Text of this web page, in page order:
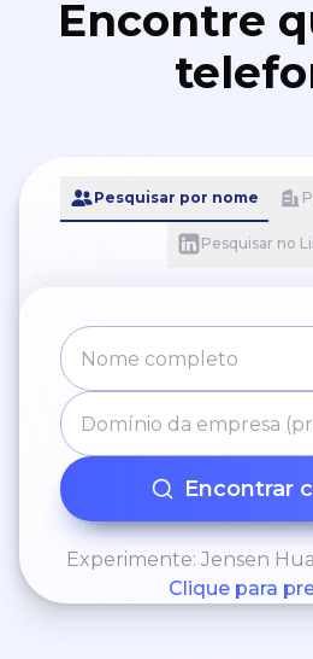
Encontre
Pesquisar por nome
Pesquisar no
Encontrar
Experimente: Jensen
Clique para